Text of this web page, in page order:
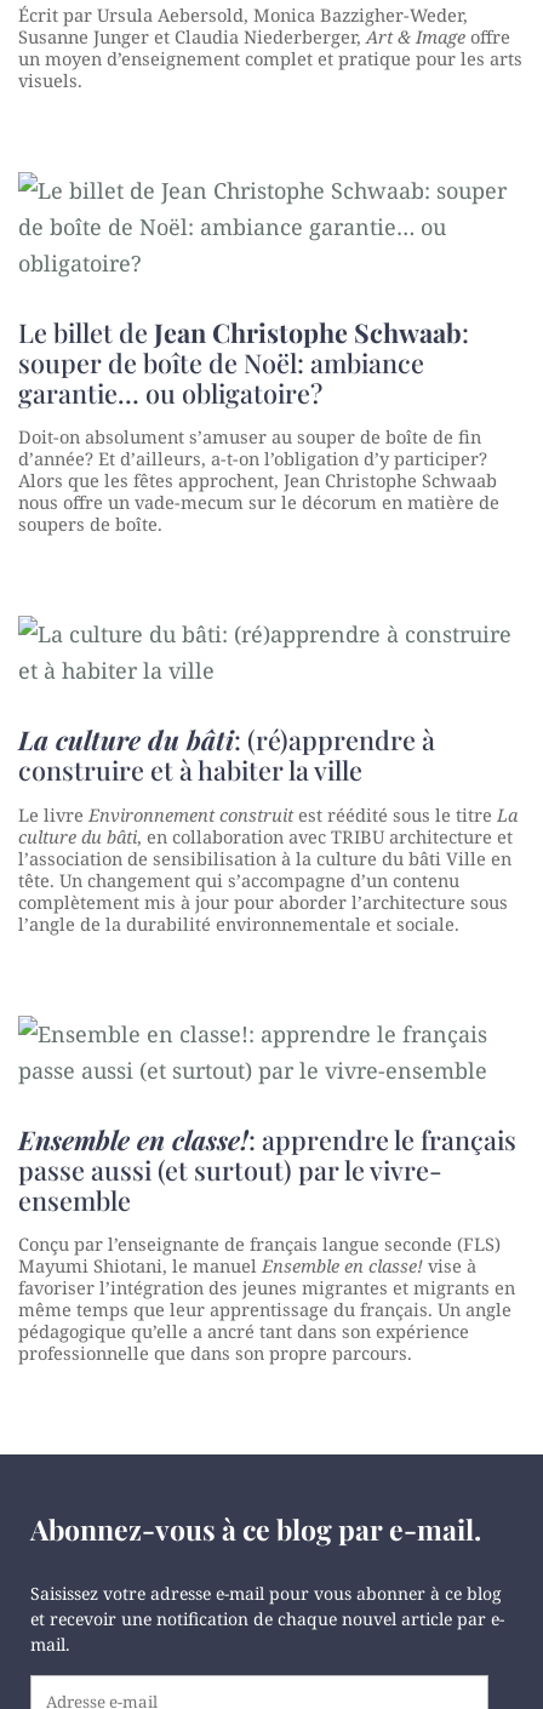
Écrit par Ursula Aebersold, Monica Bazzigher-Weder,
Susanne Junger et Claudia Niederberger, Art & Image offre
un moyen d’enseignement complet et pratique pour les arts
visuels.
Le billet de Jean Christophe Schwaab:
souper de boîte de Noël: ambiance
garantie… ou obligatoire?
Doit-on absolument s’amuser au souper de boîte de fin
d’année? Et d’ailleurs, a-t-on l’obligation d’y participer?
Alors que les fêtes approchent, Jean Christophe Schwaab
nous offre un vade-mecum sur le décorum en matière de
soupers de boîte.
La culture du bâti: (ré)apprendre à
construire et à habiter la ville
Le livre Environnement construitest réédité sous le titre La
culture du bâti, en collaboration avec TRIBU architecture et
l’association de sensibilisation à la culture du bâti Ville en
tête. Un changement qui s’accompagne d’un contenu
complètement mis à jour pour aborder l’architecture sous
l’angle de la durabilité environnementale et sociale.
Ensemble en classe!: apprendre le français
passe aussi (et surtout) par le vivre-
ensemble
Conçu par l’enseignante de français langue seconde (FLS)
Mayumi Shiotani, le manuelEnsemble en classe! vise à
favoriser l’intégration des jeunes migrantes et migrants en
même temps que leur apprentissage du français. Un angle
pédagogique qu’elle a ancré tant dans son expérience
professionnelle que dans son propre parcours.
Abonnez-vous à ce blog par e-mail.
Saisissez votre adresse e-mail pour vous abonner à ce blog
et recevoir une notification de chaque nouvel article par e-
mail.